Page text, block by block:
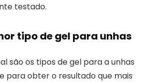
testado.
tipo de gel para unhas
são os tipos de gel para a unhas
para obter o resultado que mais